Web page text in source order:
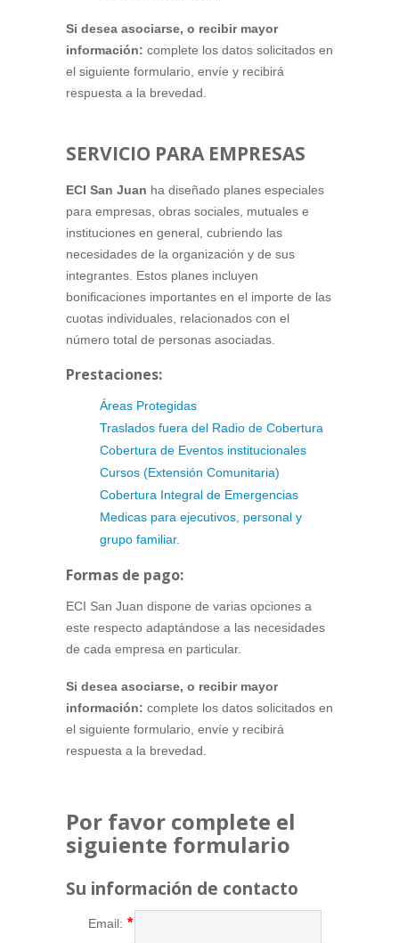
Si desea asociarse, o recibir mayor
información: complete los datos solicitados en
el siguiente formulario, envíe y recibirá
respuesta a la brevedad.
SERVICIO PARA EMPRESAS
ECI San Juan ha diseñado planes especiales
para empresas, obras sociales, mutuales e
instituciones en general, cubriendo las
necesidades de la organización y de sus
integrantes. Estos planes incluyen
bonificaciones importantes en el importe de las
cuotas individuales, relacionados con el
número total de personas asociadas.
Prestaciones:
Áreas Protegidas
Traslados fuera del Radio de Cobertura
Cobertura de Eventos institucionales
Cursos (Extensión Comunitaria)
Cobertura Integral de Emergencias
Medicas para ejecutivos, personal y
grupo familiar.
Formas de pago:
ECI San Juan dispone de varias opciones a
este respecto adaptándose a las necesidades
de cada empresa en particular.
Si desea asociarse, o recibir mayor
información: complete los datos solicitados en
el siguiente formulario, envíe y recibirá
respuesta a la brevedad.
Por favor complete el
siguiente formulario
Su información de contacto
Email: